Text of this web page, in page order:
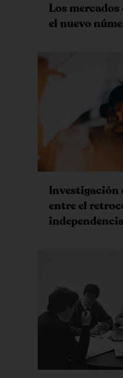
Los
el nuevo
Investigación
entre el